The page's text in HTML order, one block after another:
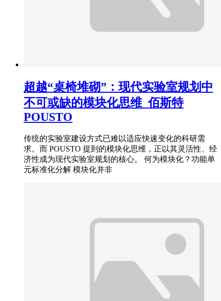
超越“桌椅堆砌”：现代实验室规划中
不可或缺的模块化思维_佰斯特
POUSTO
传统的实验室建设方式已难以适应快速变化的科研需
求。而 POUSTO 提到的模块化思维，正以其灵活性、经
济性成为现代实验室规划的核心。 何为模块化？功能单
元标准化分解 模块化并非